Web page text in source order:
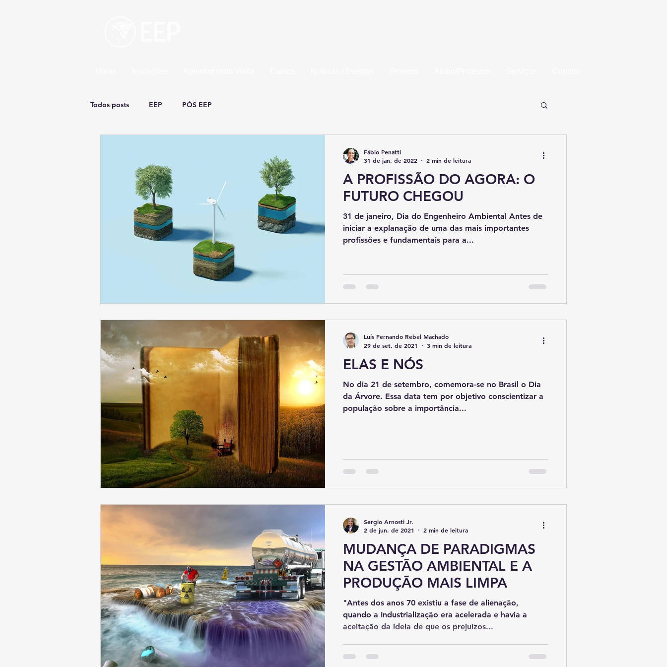
Todos posts EEP PÓS EEP
A PROFISSÃO DO AGORA: O
FUTURO CHEGOU
31 de janeiro, Dia do Engenheiro Ambiental Antes de
iniciar a explanação de uma das mais importantes
profissões e fundamentais para a...
Fábio Penatti
31 de jan. de 2022
2 min de leitura
ELAS E NÓS
No dia 21 de setembro, comemora-se no Brasil o Dia
da Árvore. Essa data tem por objetivo conscientizar a
população sobre a importância...
Luís Fernando Rebel Machado
29 de set. de 2021
3 min de leitura
MUDANÇA DE PARADIGMAS
NA GESTÃO AMBIENTAL E A
PRODUÇÃO MAIS LIMPA
"Antes dos anos 70 existiu a fase de alienação,
quando a Industrialização era acelerada e havia a
aceitação da ideia de que os prejuízos...
Sergio Arnosti Jr.
2 de jun. de 2021
2 min de leitura